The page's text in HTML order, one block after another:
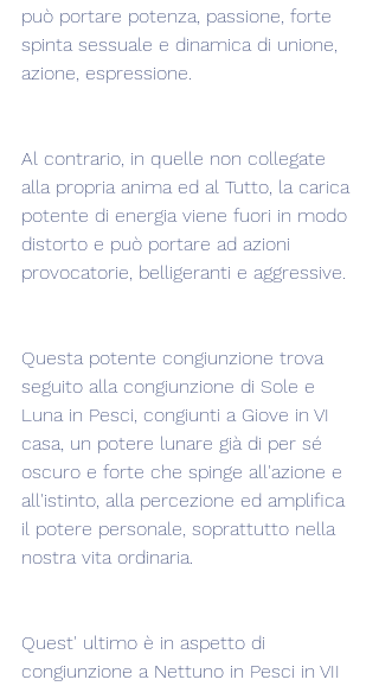
può portare potenza, passione, forte
spinta sessuale e dinamica di unione,
azione, espressione.
Al contrario, in quelle non collegate
alla propria anima ed al Tutto, la carica
potente di energia viene fuori in modo
distorto e può portare ad azioni
provocatorie, belligeranti e aggressive.
Questa potente congiunzione trova
seguito alla congiunzione di Sole e
Luna in Pesci, congiunti a Giove in VI
casa, un potere lunare già di per sé
oscuro e forte che spinge all'azione e
all'istinto, alla percezione ed amplifica
il potere personale, soprattutto nella
nostra vita ordinaria.
Quest' ultimo è in aspetto di
congiunzione a Nettuno in Pesci in VII